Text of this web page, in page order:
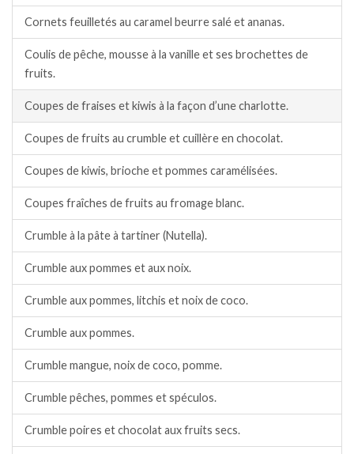
Cornets feuilletés au caramel beurre salé et ananas.
Coulis de pêche, mousse à la vanille et ses brochettes de
fruits.
Coupes de fraises et kiwis à la façon d’une charlotte.
Coupes de fruits au crumble et cuillère en chocolat.
Coupes de kiwis, brioche et pommes caramélisées.
Coupes fraîches de fruits au fromage blanc.
Crumble à la pâte à tartiner (Nutella).
Crumble aux pommes et aux noix.
Crumble aux pommes, litchis et noix de coco.
Crumble aux pommes.
Crumble mangue, noix de coco, pomme.
Crumble pêches, pommes et spéculos.
Crumble poires et chocolat aux fruits secs.